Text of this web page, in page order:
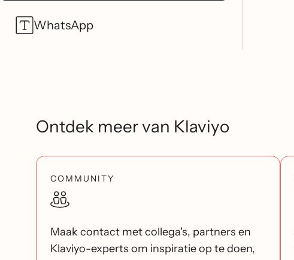
WhatsApp
Ontdek meer van Klaviyo
COMMUNITY
Maak contact met collega's, partners en
Klaviyo-experts om inspiratie op te doen,